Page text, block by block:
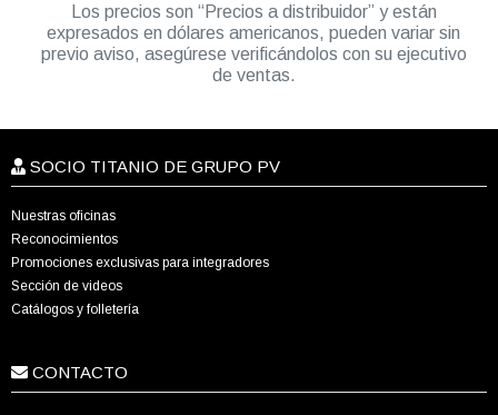
Los precios son “Precios a distribuidor” y están
expresados en dólares americanos, pueden variar sin
previo aviso, asegúrese verificándolos con su ejecutivo
de ventas.
SOCIO TITANIO DE GRUPO PV
Nuestras oficinas
Reconocimientos
Promociones exclusivas para integradores
Sección de videos
Catálogos y folletería
CONTACTO